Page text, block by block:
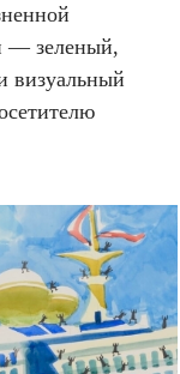
— зеленый,
визуальный